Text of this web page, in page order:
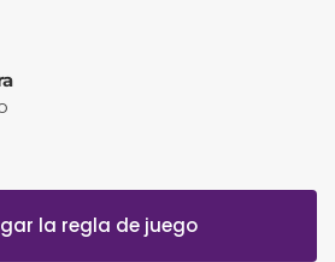
la regla de juego